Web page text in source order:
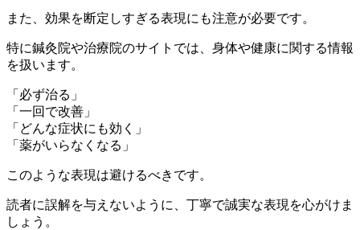
また、効果を断定しすぎる表現にも注意が必要です。
特に鍼灸院や治療院のサイトでは、身体や健康に関する情報
を扱います。
「必ず治る」
「一回で改善」
「どんな症状にも効く」
「薬がいらなくなる」
このような表現は避けるべきです。
読者に誤解を与えないように、丁寧で誠実な表現を心がけま
しょう。